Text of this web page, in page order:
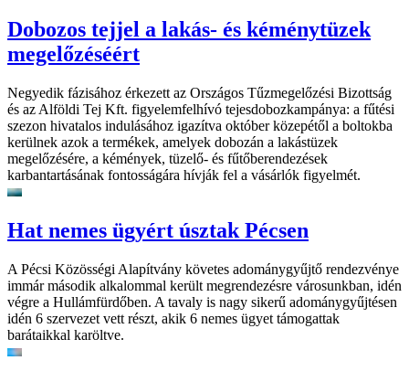
Dobozos tejjel a lakás- és kéménytüzek
megelőzéséért
Negyedik fázisához érkezett az Országos Tűzmegelőzési Bizottság
és az Alföldi Tej Kft. figyelemfelhívó tejesdobozkampánya: a fűtési
szezon hivatalos indulásához igazítva október közepétől a boltokba
kerülnek azok a termékek, amelyek dobozán a lakástüzek
megelőzésére, a kémények, tüzelő- és fűtőberendezések
karbantartásának fontosságára hívják fel a vásárlók figyelmét.
Hat nemes ügyért úsztak Pécsen
A Pécsi Közösségi Alapítvány követes adománygyűjtő rendezvénye
immár második alkalommal került megrendezésre városunkban, idén
végre a Hullámfürdőben. A tavaly is nagy sikerű adománygyűjtésen
idén 6 szervezet vett részt, akik 6 nemes ügyet támogattak
barátaikkal karöltve.